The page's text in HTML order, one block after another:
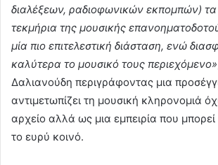
διαλέξεων, ραδιοφωνικών εκπομπών) τα
τεκμήρια της μουσικής
μία πιο επιτελεστική διάσταση, ενώ
καλύτερα το μουσικό τους περιεχόμενο»
Δαλιανούδη περιγράφοντας μια
αντιμετωπίζει τη μουσική κληρονομιά
αρχείο αλλά ως μια εμπειρία που μπορεί
το ευρύ κοινό.